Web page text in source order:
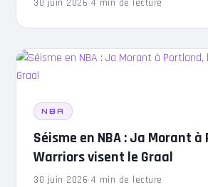
30 juin 2026·4 min de lecture
NBA
Séisme en NBA : Ja Morant
Warriors visent le Graal
30 juin 2026·4 min de lecture